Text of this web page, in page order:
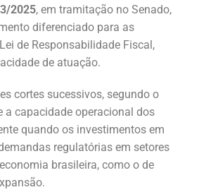
2025, em tramitação no Senado,
diferenciado para as
de Responsabilidade Fiscal,
de atuação.
cortes sucessivos, segundo o
a capacidade operacional dos
quando os investimentos em
regulatórias em setores
brasileira, como o de